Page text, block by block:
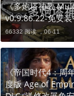
《多炮塔神教
v0.9.86.22-免安
66332 阅读 ，06-11
《帝国时代4：周
度版 Age of